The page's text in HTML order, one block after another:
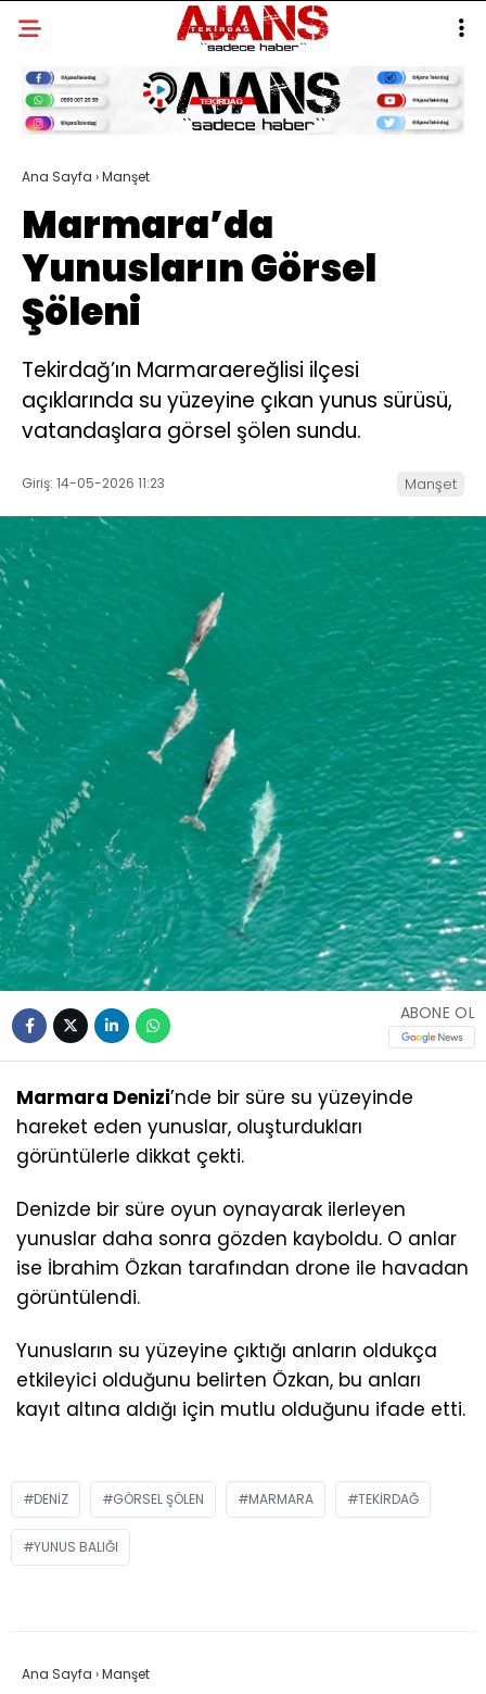
Ana Sayfa ›Manşet
Marmara’da
Yunusların Görsel
Şöleni
Tekirdağ’ın Marmaraereğlisi ilçesi
açıklarında su yüzeyine çıkan yunus sürüsü,
vatandaşlara görsel şölen sundu.
Giriş: 14-05-2026 11:23 Manşet
ABONE OL
Marmara Denizi’nde bir süre su yüzeyinde
hareket eden yunuslar, oluşturdukları
görüntülerle dikkat çekti.
Denizde bir süre oyun oynayarak ilerleyen
yunuslar daha sonra gözden kayboldu. O anlar
ise İbrahim Özkan tarafından drone ile havadan
görüntülendi.
Yunusların su yüzeyine çıktığı anların oldukça
etkileyici olduğunu belirten Özkan, bu anları
kayıt altına aldığı için mutlu olduğunu ifade etti.
DENIZ GÖRSEL ŞÖLEN MARMARA TEKIRDAĞ
YUNUS BALIĞI
Ana Sayfa ›Manşet